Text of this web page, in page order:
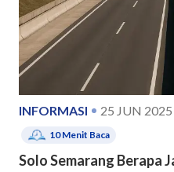
INFORMASI 25 JUN 2025
10Menit Baca
Solo Semarang Berapa